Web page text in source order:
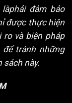
đảm bảo
được thực hiện
và biện pháp
tránh những
này.